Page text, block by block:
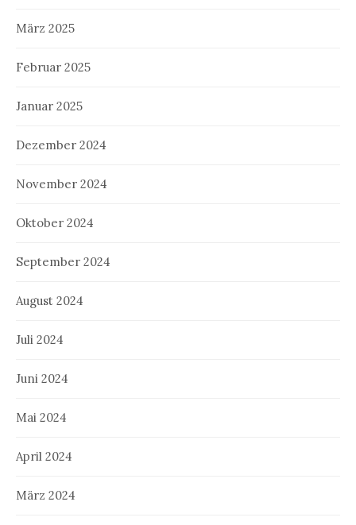
März 2025
Februar 2025
Januar 2025
Dezember 2024
November 2024
Oktober 2024
September 2024
August 2024
Juli 2024
Juni 2024
Mai 2024
April 2024
März 2024